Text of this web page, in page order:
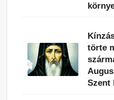
törte
Szent